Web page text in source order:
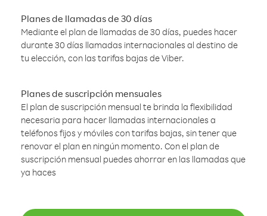
Planes de llamadas de 30 días
Mediante el plan de llamadas de 30 días, puedes hacer
durante 30 días llamadas internacionales al destino de
tu elección, con las tarifas bajas de Viber.
Planes de suscripción mensuales
El plan de suscripción mensual te brinda la flexibilidad
necesaria para hacer llamadas internacionales a
teléfonos fijos y móviles con tarifas bajas, sin tener que
renovar el plan en ningún momento. Con el plan de
suscripción mensual puedes ahorrar en las llamadas que
ya haces